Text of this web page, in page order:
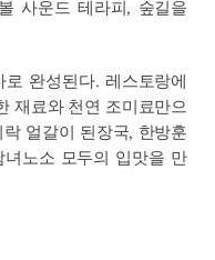
사운드 테라피, 숲길을
완성된다. 레스토랑에
재료와 천연 조미료만으
얼갈이 된장국, 한방훈
노소 모두의 입맛을 만